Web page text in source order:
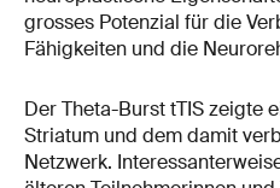
grosses Potenzial für die
Fähigkeiten und die
Der Theta-Burst tTIS zeigte
Striatum und dem damit
Netzwerk.